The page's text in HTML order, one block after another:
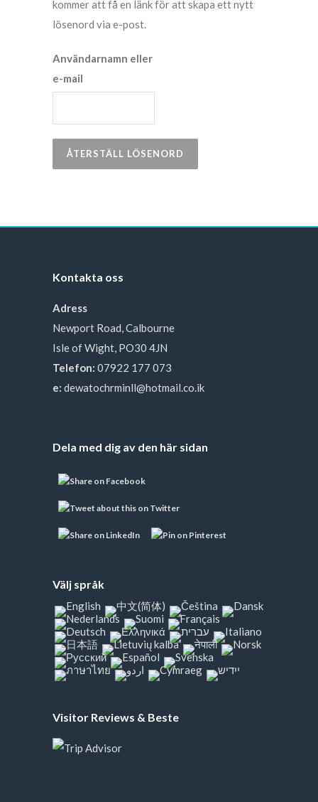
kommer att få en länk för att skapa ett nytt
lösenord via e-post.
Användarnamn eller
e-mail
ÅTERSTÄLL LÖSENORD
Kontakta oss
Adress
Newport Road, Calbourne
Isle of Wight, PO30 4JN
Telefon: 07922 177 073
e: dewatochrminll@hotmail.co.ik
Dela med dig av den här sidan
Välj språk
Visitor Reviews & Beste